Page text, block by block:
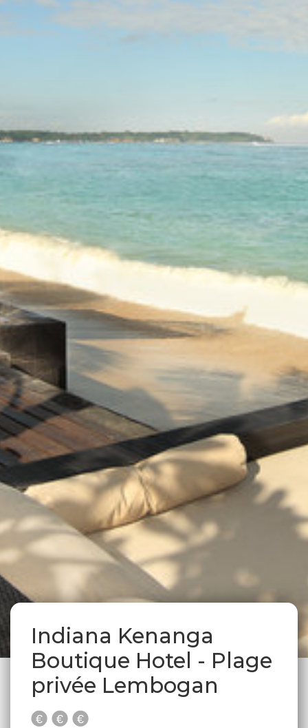
Indiana Kenanga
Boutique Hotel - Plage
privée Lembogan